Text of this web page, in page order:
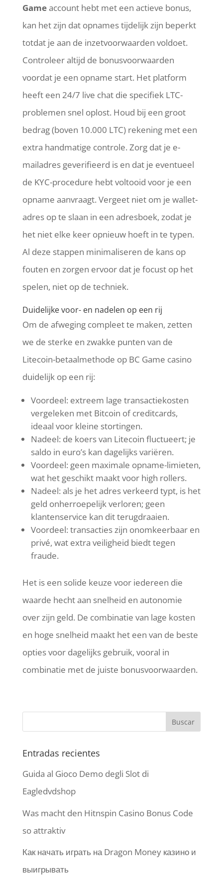
Gameaccount hebt met een actieve bonus,
kan het zijn dat opnames tijdelijk zijn beperkt
totdat je aan de inzetvoorwaarden voldoet.
Controleer altijd de bonusvoorwaarden
voordat je een opname start. Het platform
heeft een 24/7 live chat die specifiek LTC-
problemen snel oplost. Houd bij een groot
bedrag (boven 10.000 LTC) rekening met een
extra handmatige controle. Zorg dat je e-
mailadres geverifieerd is en dat je eventueel
de KYC-procedure hebt voltooid voor je een
opname aanvraagt. Vergeet niet om je wallet-
adres op te slaan in een adresboek, zodat je
het niet elke keer opnieuw hoeft in te typen.
Al deze stappen minimaliseren de kans op
fouten en zorgen ervoor dat je focust op het
spelen, niet op de techniek.
Duidelijke voor- en nadelen op een rij
Om de afweging compleet te maken, zetten
we de sterke en zwakke punten van de
Litecoin-betaalmethode op BC Game casino
duidelijk op een rij:
Voordeel: extreem lage transactiekosten
vergeleken met Bitcoin of creditcards,
ideaal voor kleine stortingen.
Nadeel: de koers van Litecoin fluctueert; je
saldo in euro’s kan dagelijks variëren.
Voordeel: geen maximale opname-limieten,
wat het geschikt maakt voor high rollers.
Nadeel: als je het adres verkeerd typt, is het
geld onherroepelijk verloren; geen
klantenservice kan dit terugdraaien.
Voordeel: transacties zijn onomkeerbaar en
privé, wat extra veiligheid biedt tegen
fraude.
Het is een solide keuze voor iedereen die
waarde hecht aan snelheid en autonomie
over zijn geld. De combinatie van lage kosten
en hoge snelheid maakt het een van de beste
opties voor dagelijks gebruik, vooral in
combinatie met de juiste bonusvoorwaarden.
Entradas recientes
Guida al Gioco Demo degli Slot di
Eagledvdshop
Was macht den Hitnspin Casino Bonus Code
so attraktiv
Как начать играть на Dragon Money казино и
выигрывать